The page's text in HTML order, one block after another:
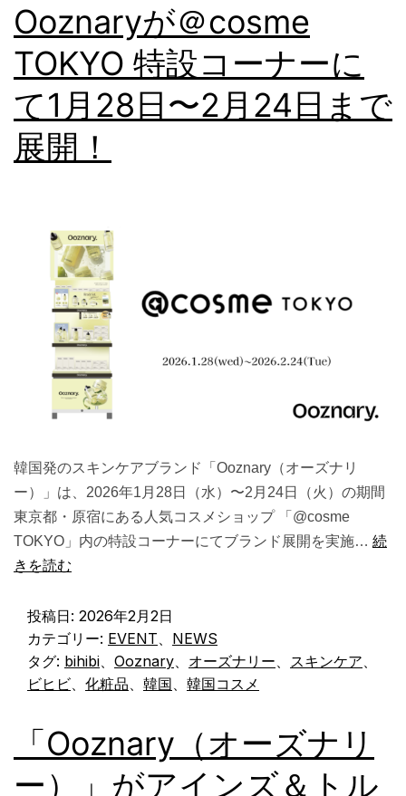
Ooznaryが＠cosme
TOKYO 特設コーナーに
て1月28日〜2月24日まで
展開！
韓国発のスキンケアブランド「Ooznary（オーズナリ
ー）」は、2026年1月28日（水）〜2月24日（火）の期間
東京都・原宿にある人気コスメショップ 「@cosme
TOKYO」内の特設コーナーにてブランド展開を実施… 続
きを読む
投稿日: 2026年2月2日
カテゴリー: EVENT、 NEWS
タグ: bihibi、 Ooznary、 オーズナリー、 スキンケア、
ビヒビ、 化粧品、 韓国、 韓国コスメ
「Ooznary（オーズナリ
ー）」がアインズ＆トル